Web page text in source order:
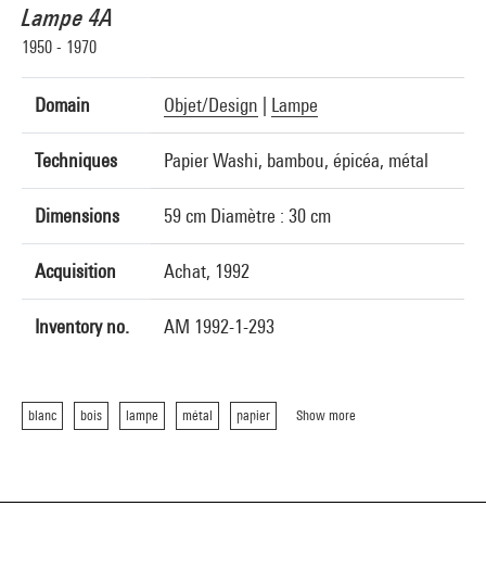
Lampe 4A
1950 - 1970
Domain Objet/Design Lampe
Techniques Papier Washi, bambou, épicéa, métal
Dimensions 59 cm Diamètre : 30 cm
Acquisition Achat, 1992
Inventory no. AM 1992-1-293
blanc bois lampe métal papier Show more